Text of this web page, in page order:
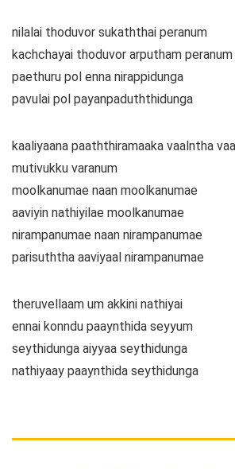
nilalai thoduvor sukaththai peranum
kachchayai thoduvor arputham peranum
paethuru pol enna nirappidunga
pavulai pol payanpaduththidunga
kaaliyaana paaththiramaaka vaalntha
mutivukku varanum
moolkanumae naan moolkanumae
aaviyin nathiyilae moolkanumae
nirampanumae naan nirampanumae
parisuththa aaviyaal nirampanumae
theruvellaam um akkini nathiyai
ennai konndu paaynthida seyyum
seythidunga aiyyaa seythidunga
nathiyaay paaynthida seythidunga